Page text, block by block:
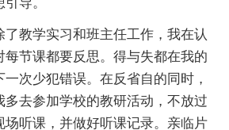
教学实习和班主任工作，我在认
每节课都要反思。得与失都在我的
次少犯错误。在反省自的同时，
多去参加学校的教研活动，不放过
场听课，并做好听课记录。亲临片